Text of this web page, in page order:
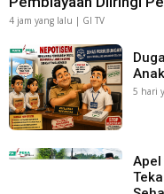
4 jam yang lalu | GI TV
5 hari